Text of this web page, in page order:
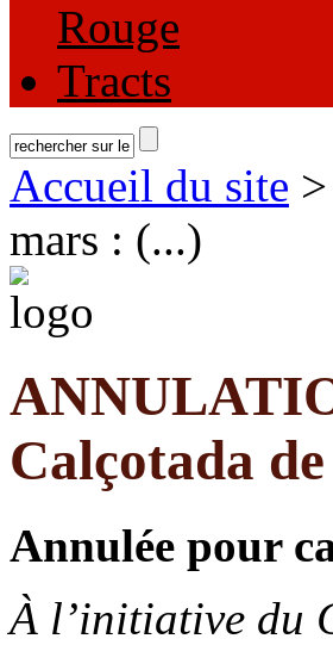
Rouge
Tracts
Accueil du site >
mars : (...)
Calçotada
Annulée pour
À l’initiative du